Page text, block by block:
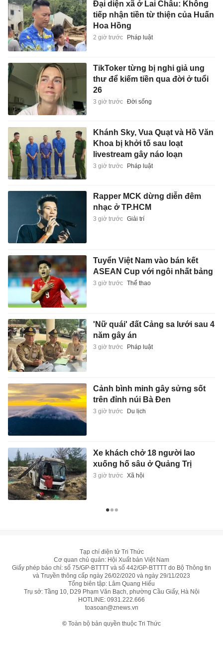
Đại diện xã ở Lai Châu: Không
tiếp nhận tiền từ thiện của Huấn
Hoa Hồng
2 giờ trước Pháp luật
TikToker từng bị nghi giả ung
thư để kiếm tiền qua đời ở tuổi
26
3 giờ trước Đời sống
Khánh Sky, Vua Quạt và Hồ Văn
Khoa bị khởi tố sau loạt
livestream gây náo loạn
3 giờ trước Pháp luật
Rapper MCK dừng diễn đêm
nhạc ở TP.HCM
3 giờ trước Giải trí
Tuyển Việt Nam vào bán kết
ASEAN Cup với ngôi nhất bảng
3 giờ trước Thể thao
'Nữ quái' đất Cảng sa lưới sau 4
năm gây án
3 giờ trước Pháp luật
Cảnh bình minh gây sửng sốt
trên đỉnh núi Bà Đen
3 giờ trước Du lịch
Xe khách chở 18 người lao
xuống hố sâu ở Quảng Trị
3 giờ trước Xã hội
Tạp chí điện tử Tri Thức
Cơ quan chủ quản: Hội Xuất bản Việt Nam
Giấy phép báo chí: số 75/GP-BTTTT và số 442/GP-BTTTT do Bộ Thông tin
và Truyền thông cấp ngày 26/02/2020 và ngày 29/11/2023
Tổng biên tập: Lâm Quang Hiếu
Trụ sở: Tầng 10, D29 Phạm Văn Bạch, phường Cầu Giấy, Hà Nội
HOTLINE: 0931.222.666
toasoan@znews.vn
© Toàn bộ bản quyền thuộc Tri Thức